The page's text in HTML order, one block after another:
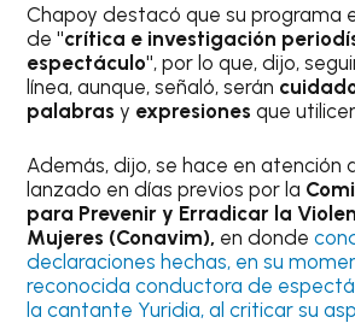
Chapoy destacó que su programa
de "crítica e investigación
espectáculo", por lo que, dijo,
línea, aunque, señaló, serán
palabrasy expresionesque
Además, dijo, se hace en atención
lanzado en días previos por la
para Prevenir y Erradicar la
Mujeres (Conavim), en donde
declaraciones hechas, en su
reconocida conductora de
la cantante Yuridia, al criticar su